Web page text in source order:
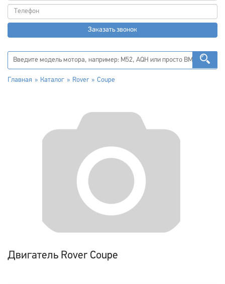
Заказать звонок
Главная Каталог Rover Coupe
Двигатель Rover Coupe